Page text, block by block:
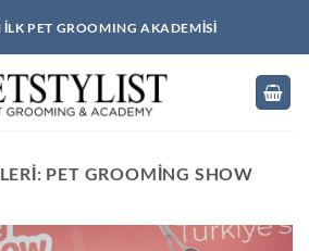
PET GROOMING AKADEMISI
PET GROOMING SHOW